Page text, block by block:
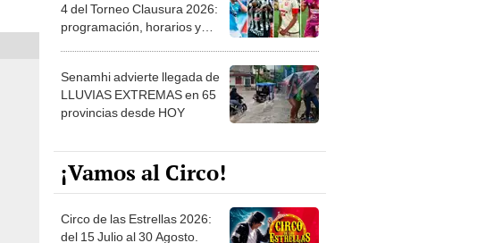
4 del Torneo Clausura 2026:
programación, horarios y
Senamhi advierte llegada de
LLUVIAS EXTREMAS en 65
provincias desde HOY
¡Vamos al Circo!
Circo de las Estrellas 2026:
del 15 Julio al 30 Agosto.